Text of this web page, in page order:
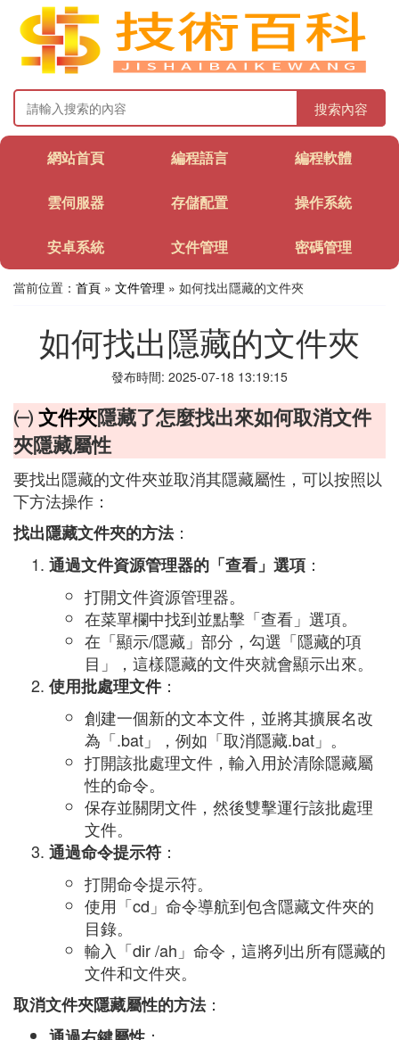
搜索內容
網站首頁 編程語言 編程軟體
雲伺服器 存儲配置 操作系統
安卓系統 文件管理 密碼管理
當前位置： 首頁 » 文件管理 » 如何找出隱藏的文件夾
如何找出隱藏的文件夾
發布時間: 2025-07-18 13:19:15
㈠文件夾隱藏了怎麼找出來如何取消文件
夾隱藏屬性
要找出隱藏的文件夾並取消其隱藏屬性，可以按照以
下方法操作：
找出隱藏文件夾的方法：
通過文件資源管理器的「查看」選項 ：
打開文件資源管理器。
在菜單欄中找到並點擊「查看」選項。
在「顯示/隱藏」部分，勾選「隱藏的項
目」，這樣隱藏的文件夾就會顯示出來。
使用批處理文件：
創建一個新的文本文件，並將其擴展名改
為「.bat」，例如「取消隱藏.bat」。
打開該批處理文件，輸入用於清除隱藏屬
性的命令。
保存並關閉文件，然後雙擊運行該批處理
文件。
通過命令提示符 ：
打開命令提示符。
使用「cd」命令導航到包含隱藏文件夾的
目錄。
輸入「dir /ah」命令，這將列出所有隱藏的
文件和文件夾。
取消文件夾隱藏屬性的方法：